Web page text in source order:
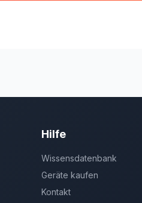
Hilfe
Wissensdatenbank
Geräte kaufen
Kontakt